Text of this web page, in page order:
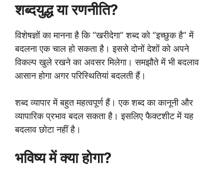
शब्दयुद्ध या रणनीति?
विशेषज्ञों का मानना है कि “खरीदेगा” शब्द को “इच्छुक है” में
बदलना एक चाल हो सकता है। इससे दोनों देशों को अपने
विकल्प खुले रखने का अवसर मिलेगा। समझौते में भी बदलाव
आसान होगा अगर परिस्थितियां बदलती हैं।
शब्द व्यापार में बहुत महत्वपूर्ण हैं। एक शब्द का कानूनी और
व्यापारिक प्रभाव बदल सकता है। इसलिए फैक्टशीट में यह
बदलाव छोटा नहीं है।
भविष्य में क्या होगा?